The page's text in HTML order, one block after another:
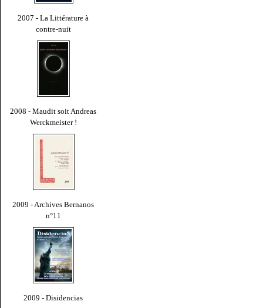
2007 - La Littérature à
contre-nuit
2008 - Maudit soit Andreas
Werckmeister !
2009 - Archives Bernanos
n°11
2009 - Disidencias